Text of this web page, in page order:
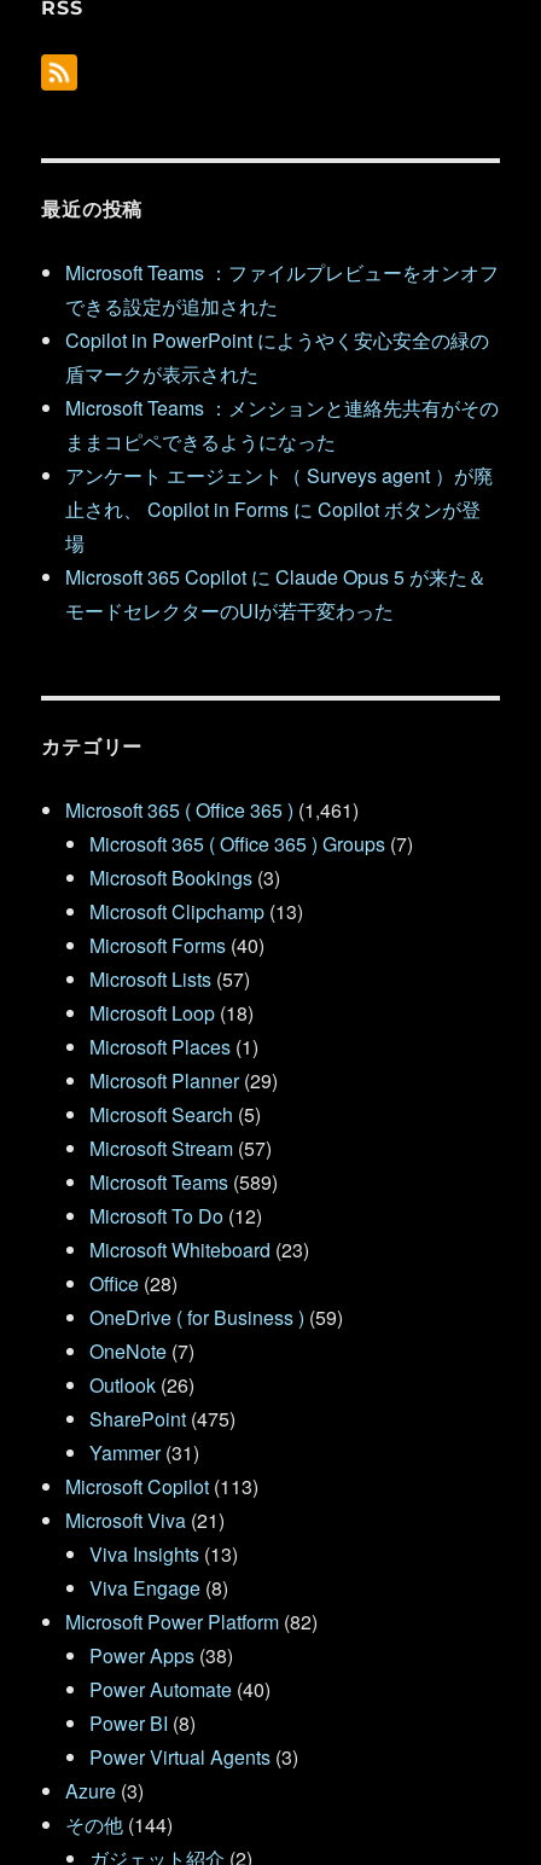
RSS
最近の投稿
Microsoft Teams ：ファイルプレビューをオンオフ
できる設定が追加された
Copilot in PowerPoint にようやく安心安全の緑の
盾マークが表示された
Microsoft Teams ：メンションと連絡先共有がその
ままコピペできるようになった
アンケート エージェント（ Surveys agent ）が廃
止され、 Copilot in Forms に Copilot ボタンが登
場
Microsoft 365 Copilot に Claude Opus 5 が来た＆
モードセレクターのUIが若干変わった
カテゴリー
Microsoft 365 ( Office 365 ) (1,461)
Microsoft 365 ( Office 365 ) Groups (7)
Microsoft Bookings (3)
Microsoft Clipchamp (13)
Microsoft Forms (40)
Microsoft Lists (57)
Microsoft Loop (18)
Microsoft Places (1)
Microsoft Planner(29)
Microsoft Search (5)
Microsoft Stream (57)
Microsoft Teams (589)
Microsoft To Do (12)
Microsoft Whiteboard (23)
Office (28)
OneDrive ( for Business ) (59)
OneNote (7)
Outlook (26)
SharePoint (475)
Yammer(31)
Microsoft Copilot (113)
Microsoft Viva (21)
Viva Insights (13)
Viva Engage (8)
Microsoft Power Platform (82)
Power Apps (38)
Power Automate (40)
Power BI (8)
Power Virtual Agents (3)
Azure (3)
その他 (144)
ガジェット紹介 (2)